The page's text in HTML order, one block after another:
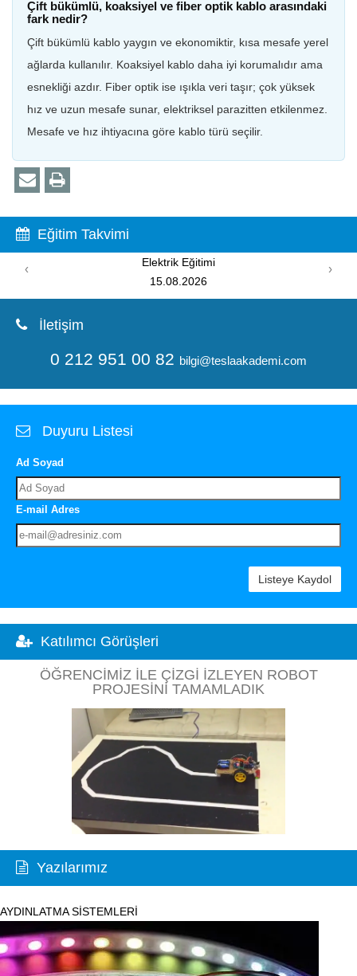
Çift bükümlü, koaksiyel ve fiber optik kablo arasındaki
fark nedir?
Çift bükümlü kablo yaygın ve ekonomiktir, kısa mesafe yerel
ağlarda kullanılır. Koaksiyel kablo daha iyi korumalıdır ama
esnekliği azdır. Fiber optik ise ışıkla veri taşır; çok yüksek
hız ve uzun mesafe sunar, elektriksel parazitten etkilenmez.
Mesafe ve hız ihtiyacına göre kablo türü seçilir.
Eğitim Takvimi
PIC Programlama Eğitimi
08.08.2026
‹ ›
İletişim
0 212 951 00 82 bilgi@teslaakademi.com
Duyuru Listesi
Ad Soyad
E-mail Adres
Listeye Kaydol
Katılımcı Görüşleri
ÖĞRENCIMIZ ILE ÇIZGI İZLEYEN ROBOT
PROJESINI TAMAMLADIK
Yazılarımız
AYDINLATMA SİSTEMLERİ